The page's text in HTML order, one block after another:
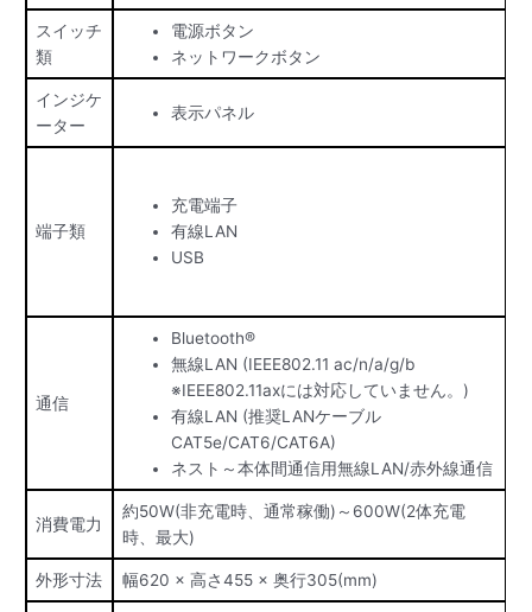
スイッチ
類
電源ボタン
ネットワークボタン
インジケ
ーター
表示パネル
端子類
充電端子
有線LAN
USB
通信
Bluetooth®
無線LAN (IEEE802.11 ac/n/a/g/b
※IEEE802.11axには対応していません。)
有線LAN (推奨LANケーブル
CAT5e/CAT6/CAT6A)
ネスト～本体間通信用無線LAN/赤外線通信
消費電力
約50W(非充電時、通常稼働)～600W(2体充電
時、最大)
外形寸法 幅620 × 高さ455 × 奥行305(mm)